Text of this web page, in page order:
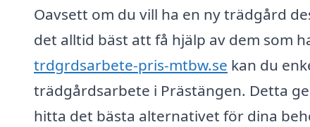
Oavsett om du vill ha en ny trädgård
det alltid bäst att få hjälp av dem som
trdgrdsarbete-pris-mtbw.se kan du
trädgårdsarbete i Prästängen. Detta
hitta det bästa alternativet för dina